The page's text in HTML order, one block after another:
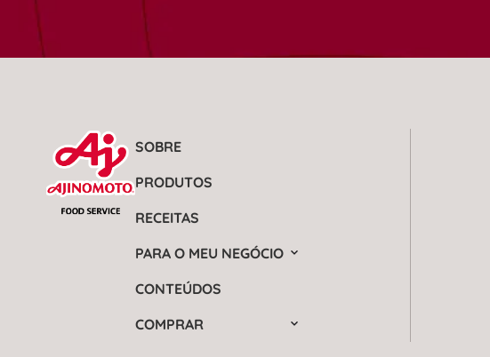
SOBRE
PRODUTOS
RECEITAS
PARA O MEU NEGÓCIO
CONTEÚDOS
COMPRAR